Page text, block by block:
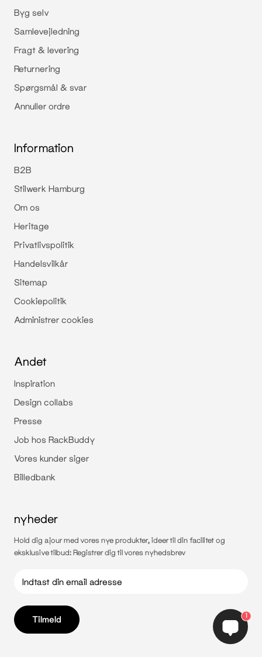
Byg selv
Samlevejledning
Fragt & levering
Returnering
Spørgsmål & svar
Annuller ordre
Information
B2B
Stilwerk Hamburg
Om os
Heritage
Privatlivspolitik
Handelsvilkår
Sitemap
Cookiepolitik
Administrer cookies
Andet
Inspiration
Design collabs
Presse
Job hos RackBuddy
Vores kunder siger
Billedbank
nyheder
Hold dig ajour med vores nye produkter, ideer til din facilitet og
eksklusive tilbud: Registrer dig til vores nyhedsbrev
Tilmeld 1